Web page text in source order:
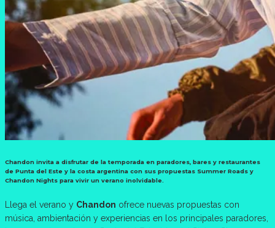
Chandon invita a disfrutar de la temporada en paradores, bares y restaurantes
de Punta del Este y la costa argentina con sus propuestas Summer Roads y
Chandon Nights para vivir un verano inolvidable.
Llega el verano y Chandon ofrece nuevas propuestas con
música, ambientación y experiencias en los principales paradores,